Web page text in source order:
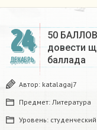
24
ДЕКАБРЬ
50
довести
баллада
Автор: katalagaj7
Предмет: Литература
Уровень: студенческий